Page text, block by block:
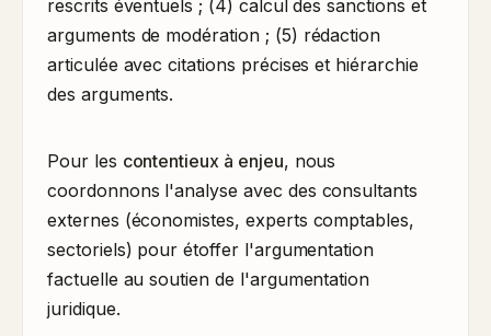
rescrits éventuels ; (4) calcul des sanctions et
arguments de modération ; (5) rédaction
articulée avec citations précises et hiérarchie
des arguments.
Pour les contentieux à enjeu, nous
coordonnons l'analyse avec des consultants
externes (économistes, experts comptables,
sectoriels) pour étoffer l'argumentation
factuelle au soutien de l'argumentation
juridique.